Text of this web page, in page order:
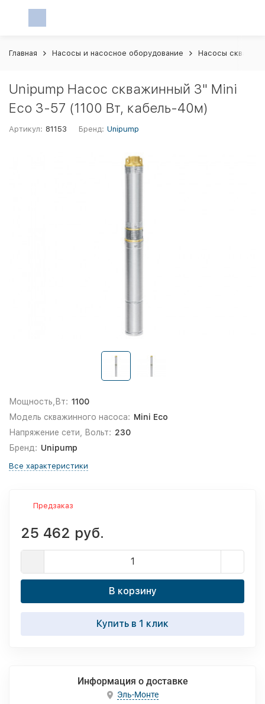
Главная Насосы и насосное оборудование Насосы
Unipump Насос скважинный 3" Mini
Eco 3-57 (1100 Вт, кабель-40м)
Артикул: 81153 Бренд: Unipump
Мощность,Вт: 1100
Модель скважинного насоса: Mini Eco
Напряжение сети, Вольт: 230
Бренд: Unipump
Все характеристики
Предзаказ
25 462 руб.
В корзину
Купить в 1 клик
Информация о доставке
Эль-Монте